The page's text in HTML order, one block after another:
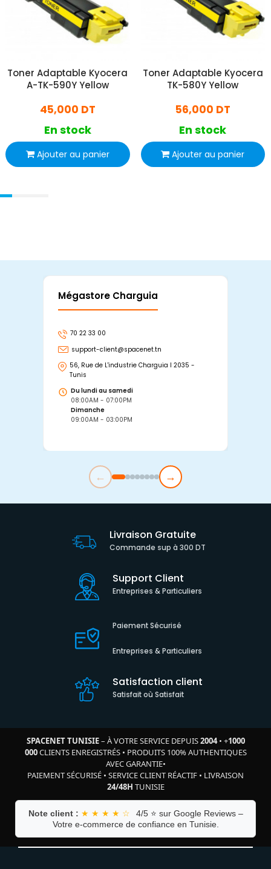
Toner Adaptable Kyocera
A-TK-590Y Yellow
45,000 DT
En stock
Ajouter au panier
Toner Adaptable Kyocera
TK-580Y Yellow
56,000 DT
En stock
Ajouter au panier
Mégastore Charguia
70 22 33 00
support-client@spacenet.tn
56, Rue de L'industrie Charguia I 2035 -
Tunis
Du lundi au samedi
08:00AM - 07:00PM
Dimanche
09:00AM - 03:00PM
← →
Livraison Gratuite
Commande sup à 300 DT
Support Client
Entreprises & Particuliers
Paiement Sécurisé
Entreprises & Particuliers
Satisfaction client
Satisfait où Satisfait
SPACENET TUNISIE– À VOTRE SERVICE DEPUIS2004• +1000
000CLIENTS ENREGISTRÉS• PRODUITS 100% AUTHENTIQUES
AVEC GARANTIE•
PAIEMENT SÉCURISÉ • SERVICE CLIENT RÉACTIF • LIVRAISON
24/48H TUNISIE
Note client : ★ ★ ★ ★ ☆
4/5 ⭐ sur Google Reviews –
Votre e-commerce de confiance en Tunisie.